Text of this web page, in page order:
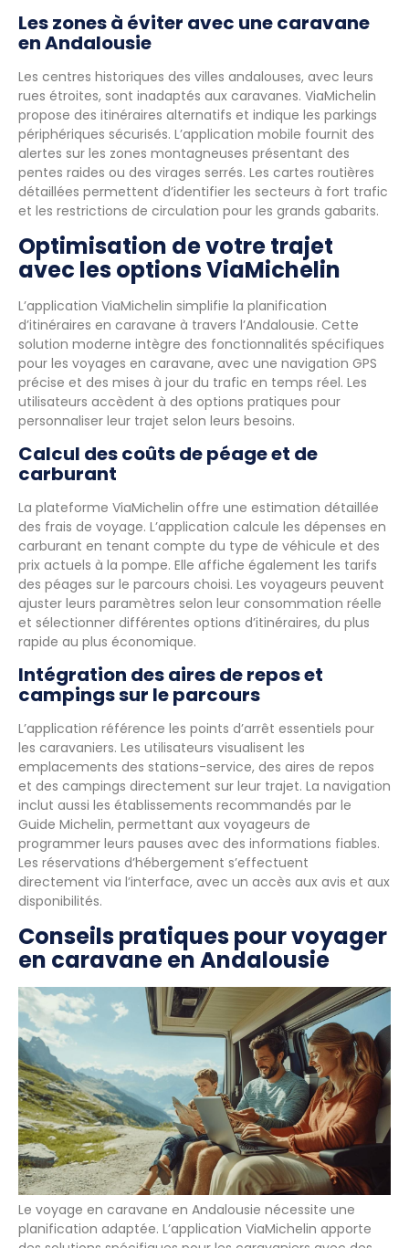
Les zones à éviter avec une caravane
en Andalousie
Les centres historiques des villes andalouses, avec leurs
rues étroites, sont inadaptés aux caravanes. ViaMichelin
propose des itinéraires alternatifs et indique les parkings
périphériques sécurisés. L’application mobile fournit des
alertes sur les zones montagneuses présentant des
pentes raides ou des virages serrés. Les cartes routières
détaillées permettent d’identifier les secteurs à fort trafic
et les restrictions de circulation pour les grands gabarits.
Optimisation de votre trajet
avec les options ViaMichelin
L’application ViaMichelin simplifie la planification
d’itinéraires en caravane à travers l’Andalousie. Cette
solution moderne intègre des fonctionnalités spécifiques
pour les voyages en caravane, avec une navigation GPS
précise et des mises à jour du trafic en temps réel. Les
utilisateurs accèdent à des options pratiques pour
personnaliser leur trajet selon leurs besoins.
Calcul des coûts de péage et de
carburant
La plateforme ViaMichelin offre une estimation détaillée
des frais de voyage. L’application calcule les dépenses en
carburant en tenant compte du type de véhicule et des
prix actuels à la pompe. Elle affiche également les tarifs
des péages sur le parcours choisi. Les voyageurs peuvent
ajuster leurs paramètres selon leur consommation réelle
et sélectionner différentes options d’itinéraires, du plus
rapide au plus économique.
Intégration des aires de repos et
campings sur le parcours
L’application référence les points d’arrêt essentiels pour
les caravaniers. Les utilisateurs visualisent les
emplacements des stations-service, des aires de repos
et des campings directement sur leur trajet. La navigation
inclut aussi les établissements recommandés par le
Guide Michelin, permettant aux voyageurs de
programmer leurs pauses avec des informations fiables.
Les réservations d’hébergement s’effectuent
directement via l’interface, avec un accès aux avis et aux
disponibilités.
Conseils pratiques pour voyager
en caravane en Andalousie
Le voyage en caravane en Andalousie nécessite une
planification adaptée. L’application ViaMichelin apporte